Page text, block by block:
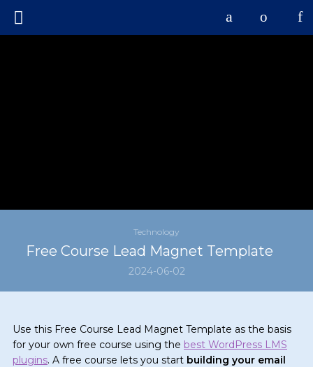
Technology
Free Course Lead Magnet Template
2024-06-02
Use this Free Course Lead Magnet Template as the basis
for your own free course using the best WordPress LMS
plugins. A free course lets you start building your email